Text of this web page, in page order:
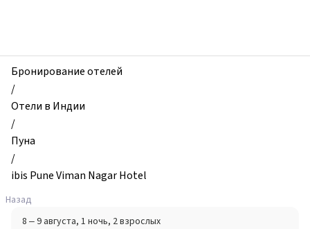
ibis
Pune
Viman
Nagar
Hotel,
Пуна,
Индия
Бронирование отелей
/
Отели в Индии
/
Пуна
/
ibis Pune Viman Nagar Hotel
Назад
8 – 9 августа, 1 ночь, 2 взрослых